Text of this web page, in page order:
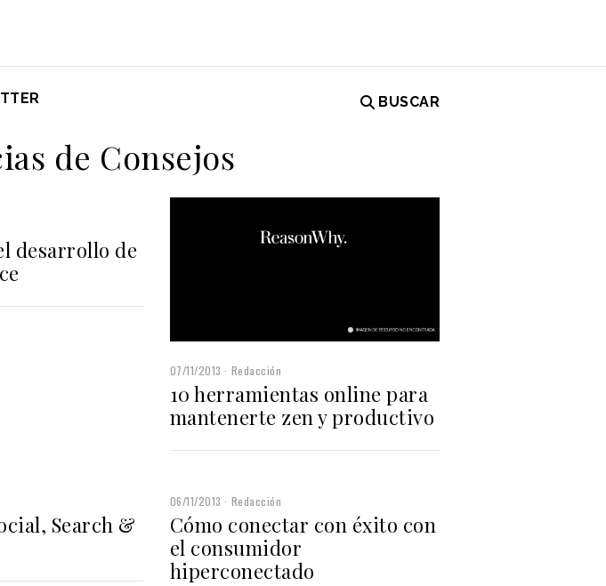
BUSCAR
de Consejos
desarrollo de
07/11/2013 Redacción
10 herramientas online para
mantenerte zen y productivo
Search &
06/11/2013 Redacción
Cómo conectar con éxito con
el consumidor
hiperconectado